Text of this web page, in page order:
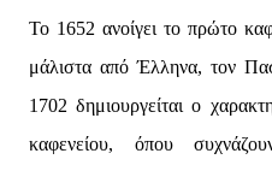
Το 1652 ανοίγει το πρώτο
μάλιστα από Έλληνα, τον
1702 δημιουργείται ο
καφενείου, όπου